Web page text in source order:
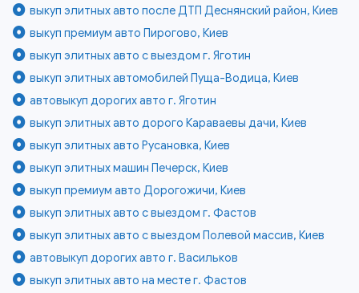
выкуп элитных авто после ДТП Деснянский район, Киев
выкуп премиум авто Пирогово, Киев
выкуп элитных авто с выездом г. Яготин
выкуп элитных автомобилей Пуща-Водица, Киев
автовыкуп дорогих авто г. Яготин
выкуп элитных авто дорого Караваевы дачи, Киев
выкуп элитных авто Русановка, Киев
выкуп элитных машин Печерск, Киев
выкуп премиум авто Дорогожичи, Киев
выкуп элитных авто с выездом г. Фастов
выкуп элитных авто с выездом Полевой массив, Киев
автовыкуп дорогих авто г. Васильков
выкуп элитных авто на месте г. Фастов